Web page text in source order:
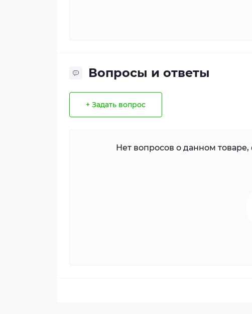
Вопросы и ответы
+ Задать вопрос
Нет вопросов о данном